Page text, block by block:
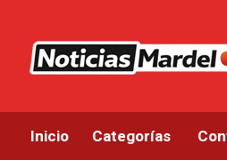
Inicio Categorías